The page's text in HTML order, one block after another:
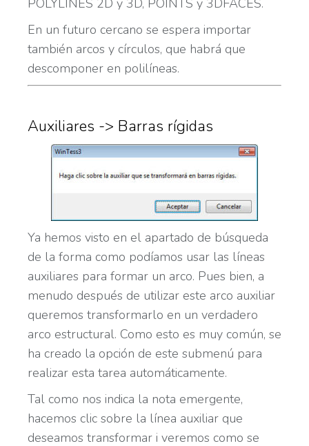
En un futuro cercano se espera importar
también arcos y círculos, que habrá que
descomponer en polilíneas.
Auxiliares -> Barras rígidas
Ya hemos visto en el apartado de búsqueda
de la forma como podíamos usar las líneas
auxiliares para formar un arco. Pues bien, a
menudo después de utilizar este arco auxiliar
queremos transformarlo en un verdadero
arco estructural. Como esto es muy común, se
ha creado la opción de este submenú para
realizar esta tarea automáticamente.
Tal como nos indica la nota emergente,
hacemos clic sobre la línea auxiliar que
deseamos transformar i veremos como se